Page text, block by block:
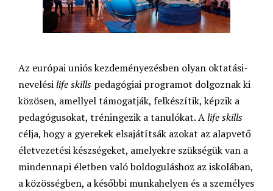
Az európai uniós kezdeményezésben olyan oktatási-
nevelésilife skills pedagógiai programot dolgoznak ki
közösen, amellyel támogatják, felkészítik, képzik a
pedagógusokat, tréningezik a tanulókat. Alife skills
célja, hogy a gyerekek elsajátítsák azokat az alapvető
életvezetési készségeket, amelyekre szükségük van a
mindennapi életben való boldoguláshoz az iskolában,
a közösségben, a későbbi munkahelyen és a személyes